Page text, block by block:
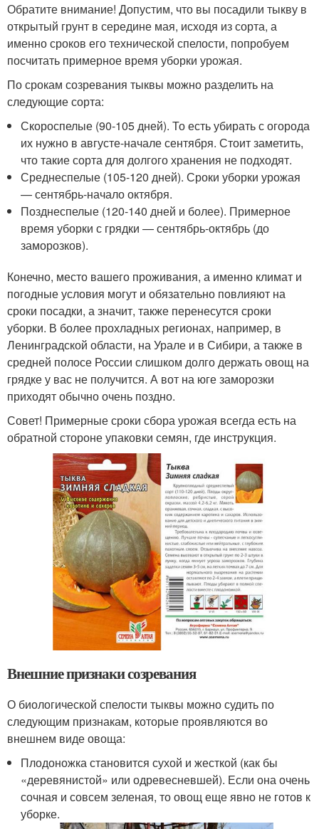
Обратите внимание! Допустим, что вы посадили тыкву в
открытый грунт в середине мая, исходя из сорта, а
именно сроков его технической спелости, попробуем
посчитать примерное время уборки урожая.
По срокам созревания тыквы можно разделить на
следующие сорта:
Скороспелые (90-105 дней). То есть убирать с огорода
их нужно в августе-начале сентября. Стоит заметить,
что такие сорта для долгого хранения не подходят.
Среднеспелые (105-120 дней). Сроки уборки урожая
— сентябрь-начало октября.
Позднеспелые (120-140 дней и более). Примерное
время уборки с грядки — сентябрь-октябрь (до
заморозков).
Конечно, место вашего проживания, а именно климат и
погодные условия могут и обязательно повлияют на
сроки посадки, а значит, также перенесутся сроки
уборки. В более прохладных регионах, например, в
Ленинградской области, на Урале и в Сибири, а также в
средней полосе России слишком долго держать овощ на
грядке у вас не получится. А вот на юге заморозки
приходят обычно очень поздно.
Совет! Примерные сроки сбора урожая всегда есть на
обратной стороне упаковки семян, где инструкция.
Внешние признаки созревания
О биологической спелости тыквы можно судить по
следующим признакам, которые проявляются во
внешнем виде овоща:
Плодоножка становится сухой и жесткой (как бы
«деревянистой» или одревесневшей). Если она очень
сочная и совсем зеленая, то овощ еще явно не готов к
уборке.